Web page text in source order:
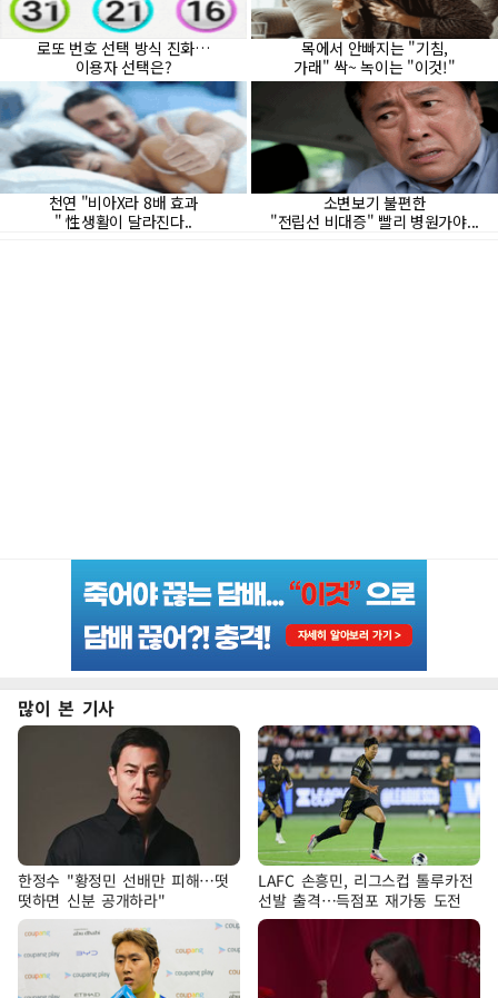
많이 본 기사
한정수 "황정민 선배만 피해…떳
떳하면 신분 공개하라"
LAFC 손흥민, 리그스컵 톨루카전
선발 출격…득점포 재가동 도전